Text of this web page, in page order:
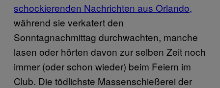
schockierenden Nachrichten aus Orlando,
während sie verkatert den
Sonntagnachmittag durchwachten, manche
lasen oder hörten davon zur selben Zeit noch
immer (oder schon wieder) beim Feiern im
Club. Die tödlichste Massenschießerei der